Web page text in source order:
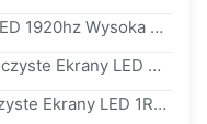
Przezroczyste Szklane Ekrany LED 1920hz Wysoka Szczotka Clear Image 5500 Nity ip30
SMD 3528 Wewnętrzne Przezroczyste Ekrany LED Materiał Pełnokolorowego Panelu Aluminiowego ip30
Naprawiono Instalację Przezroczyste Ekrany LED 1R1G1B Materiały Reklamowe Kurtyna p35mm